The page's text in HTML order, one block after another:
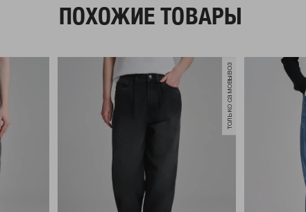
ПОХОЖИЕ ТОВАРЫ
только самовывоз